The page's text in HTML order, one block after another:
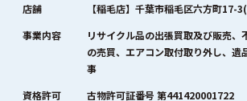
店舗
【稲毛店】千葉市稲毛区六方町17-
事業内容
リサイクル品の出張買取及び販売、
の売買、エアコン取付取り外し、遺
事
資格許可
古物許可証番号 第441420001722